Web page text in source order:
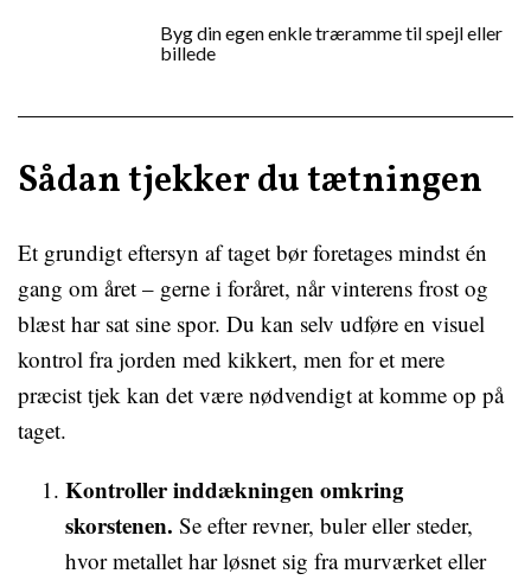
Byg din egen enkle træramme til spejl eller
billede
Sådan tjekker du tætningen
Et grundigt eftersyn af taget bør foretages mindst én
gang om året – gerne i foråret, når vinterens frost og
blæst har sat sine spor. Du kan selv udføre en visuel
kontrol fra jorden med kikkert, men for et mere
præcist tjek kan det være nødvendigt at komme op på
taget.
Kontroller inddækningen omkring
skorstenen. Se efter revner, buler eller steder,
hvor metallet har løsnet sig fra murværket eller